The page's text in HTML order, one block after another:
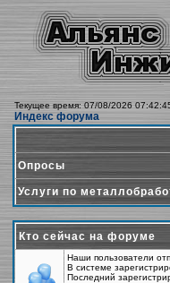
Текущее время: 07/08/2026
Индекс форума
Опросы
Услуги по
Кто сейчас на форуме
Наши пользователи
В системе
Последний